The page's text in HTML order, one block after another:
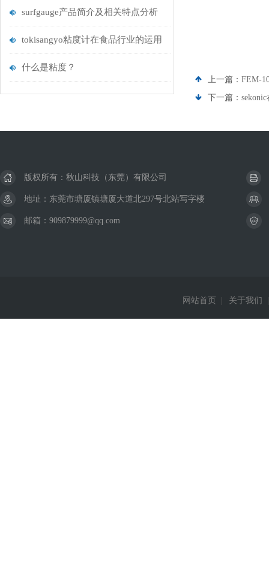
surfgauge产品简介及相关特点分析
tokisangyo粘度计在食品行业的运用
什么是粘度？
上一篇： FEM-
下一篇：
版权所有：秋山科技（东莞）有限公司
地址：东莞市塘厦镇塘厦大道北297号北站写字楼
邮箱：909879999@qq.com
网站首页 关于我们